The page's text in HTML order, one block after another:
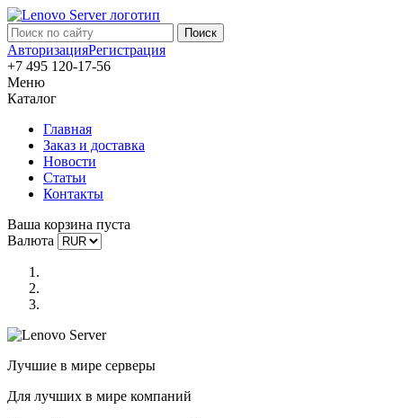
АвторизацияРегистрация
+7 495 120-17-56
Меню
Каталог
Главная
Заказ и доставка
Новости
Статьи
Контакты
Ваша корзина пуста
Валюта
Лучшие в мире серверы
Для лучших в мире компаний